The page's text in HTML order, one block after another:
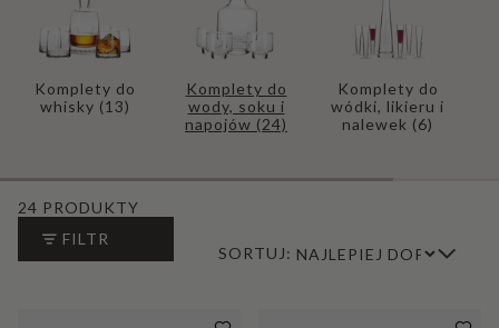
Komplety do
whisky (13)
Komplety do
wody, soku i
napojów (24)
Komplety do
wódki, likieru i
nalewek (6)
24 PRODUKTY
FILTR
SORTUJ: